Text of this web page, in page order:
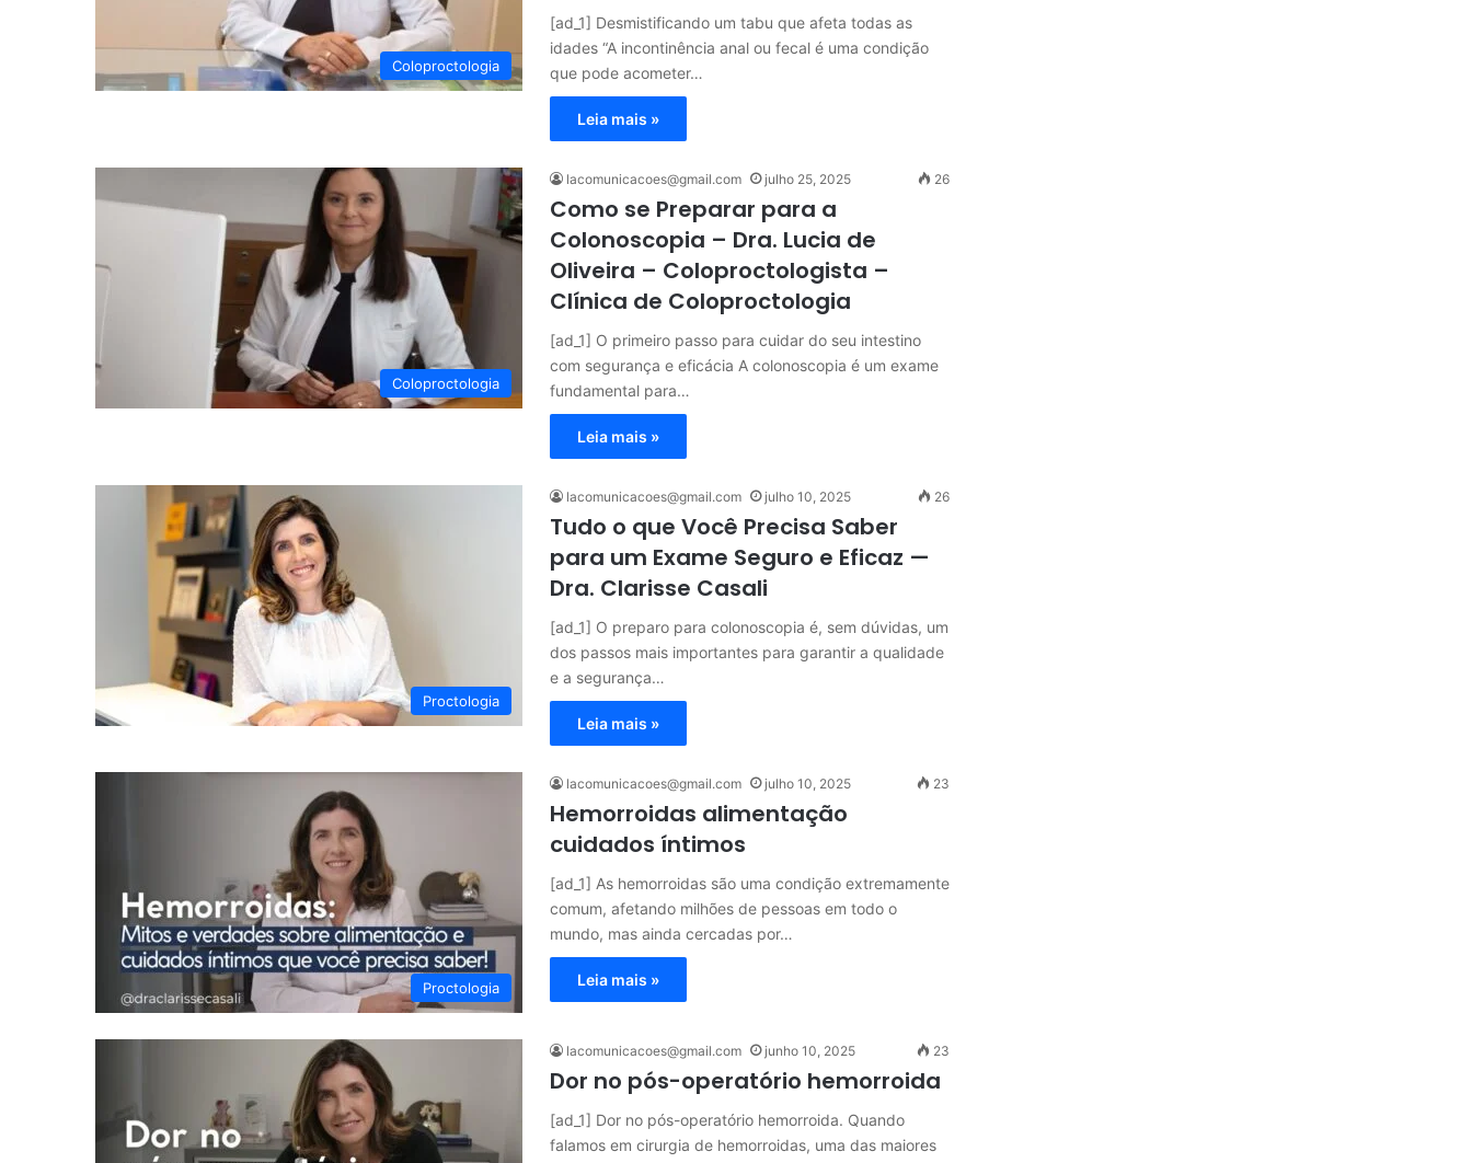
Coloproctologia
[ad_1] Desmistificando um tabu que afeta todas as
idades “A incontinência anal ou fecal é uma condição
que pode acometer…
Leia mais »
Coloproctologia
lacomunicacoes@gmail.com julho 25, 2025 26
Como se Preparar para a
Colonoscopia – Dra. Lucia de
Oliveira – Coloproctologista –
Clínica de Coloproctologia
[ad_1] O primeiro passo para cuidar do seu intestino
com segurança e eficácia A colonoscopia é um exame
fundamental para…
Leia mais »
Proctologia
lacomunicacoes@gmail.com julho 10, 2025 26
Tudo o que Você Precisa Saber
para um Exame Seguro e Eficaz —
Dra. Clarisse Casali
[ad_1] O preparo para colonoscopia é, sem dúvidas, um
dos passos mais importantes para garantir a qualidade
e a segurança…
Leia mais »
Proctologia
lacomunicacoes@gmail.com julho 10, 2025 23
Hemorroidas alimentação
cuidados íntimos
[ad_1] As hemorroidas são uma condição extremamente
comum, afetando milhões de pessoas em todo o
mundo, mas ainda cercadas por…
Leia mais »
lacomunicacoes@gmail.com junho 10, 2025 23
Dor no pós-operatório hemorroida
[ad_1] Dor no pós-operatório hemorroida. Quando
falamos em cirurgia de hemorroidas, uma das maiores